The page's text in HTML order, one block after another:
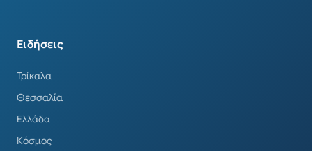
Ειδήσεις
Τρίκαλα
Θεσσαλία
Ελλάδα
Κόσμος